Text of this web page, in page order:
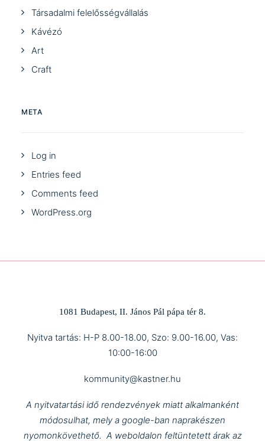
Társadalmi felelősségvállalás
Kávézó
Art
Craft
META
Log in
Entries feed
Comments feed
WordPress.org
1081 Budapest, II. János Pál pápa tér 8.
Nyitva tartás: H-P 8.00-18.00, Szo: 9.00-16.00, Vas:
10:00-16:00
kommunity@kastner.hu
A nyitvatartási idő rendezvények miatt alkalmanként
módosulhat, mely a google-ban naprakészen
nyomonkövethető. A weboldalon feltüntetett árak az